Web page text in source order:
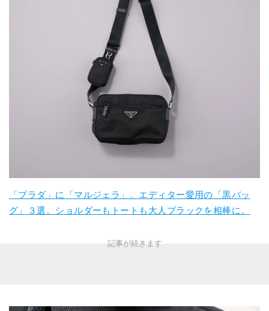
「プラダ」に「マルジェラ」。エディター愛用の「黒バッ
グ」３選。ショルダーもトートも大人ブラックを相棒に。